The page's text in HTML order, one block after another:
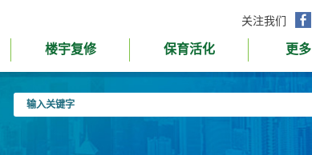
关注我们
面
楼宇复修 保育活化 更多
入